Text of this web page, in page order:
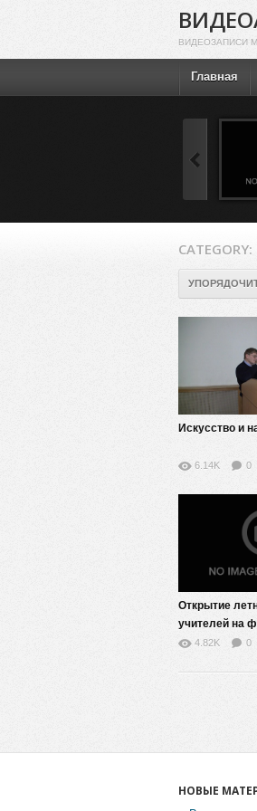
ВИДЕОЗАПИСИ
Главная
CATEGORY:
Искусство и
6.14K 0
Открытие
учителей на
факультете.
4.82K 0
НОВЫЕ